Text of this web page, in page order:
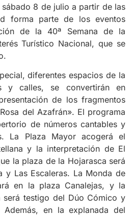
8 de julio a partir de las
forma parte de los eventos
de la 40ª Semana de la
Turístico Nacional, que se
diferentes espacios de la
y calles, se convertirán en
de los fragmentos
del Azafrán». El programa
de números cantables y
La Plaza Mayor acogerá el
y la interpretación de El
la plaza de la Hojarasca será
y Las Escaleras. La Monda de
en la plaza Canalejas, y la
será testigo del Dúo Cómico y
en la explanada del